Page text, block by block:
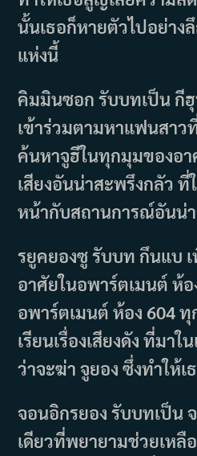
นั้นเธอก็หายตัวไปอย่าง
แห่งนี้
คิมมินซอก รับบทเป็น กี
เข้าร่วมตามหาแฟนสาว
ค้นหาจูฮีในทุกมุมของอา
เสียงอันน่าสะพรึงกลัว ที่
หน้ากับสถานการณ์อันน่
รยูคยองซู รับบท กึนแบ
อาศัยในอพาร์ตเมนต์ ห้อ
อพาร์ตเมนต์ ห้อง 604 ทุ
เรียนเรื่องเสียงดัง ที่มา
ว่าจะฆ่า จูยอง ซึ่งทำให้เ
จอนอิกรยอง รับบทเป็น
เดียวที่พยายามช่วยเหลื